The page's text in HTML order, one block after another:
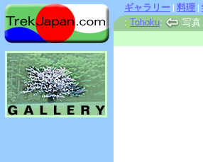
ギャラリー | 料理 |
: Tohoku: 写真